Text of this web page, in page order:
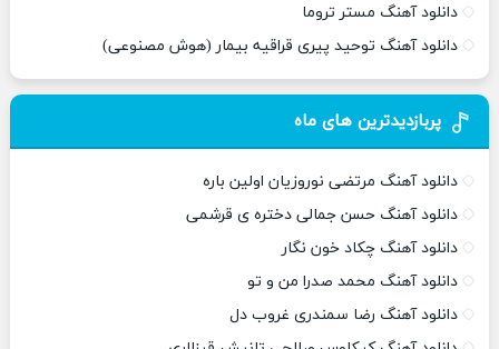
دانلود آهنگ مستر تروما
دانلود آهنگ توحید پیری قراقیه بیمار (هوش مصنوعی)
پربازدیدترین های ماه
دانلود آهنگ مرتضی نوروزیان اولین باره
دانلود آهنگ حسن جمالی دختره ی قرشمی
دانلود آهنگ چکاد خون نگار
دانلود آهنگ محمد صدرا من و تو
دانلود آهنگ رضا سمندری غروب دل